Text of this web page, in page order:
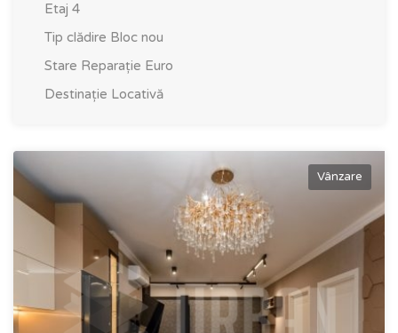
Etaj 4
Tip clădire Bloc nou
Stare Reparație Euro
Destinație Locativă
Vânzare